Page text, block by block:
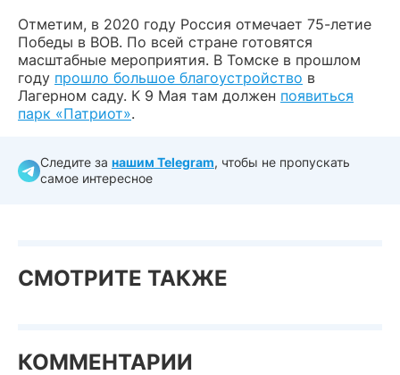
Отметим, в 2020 году Россия отмечает 75-летие
Победы в ВОВ. По всей стране готовятся
масштабные мероприятия. В Томске в прошлом
году прошло большое благоустройство в
Лагерном саду. К 9 Мая там должен появиться
парк «Патриот».
Следите за нашим Telegram, чтобы не пропускать
самое интересное
СМОТРИТЕ ТАКЖЕ
КОММЕНТАРИИ